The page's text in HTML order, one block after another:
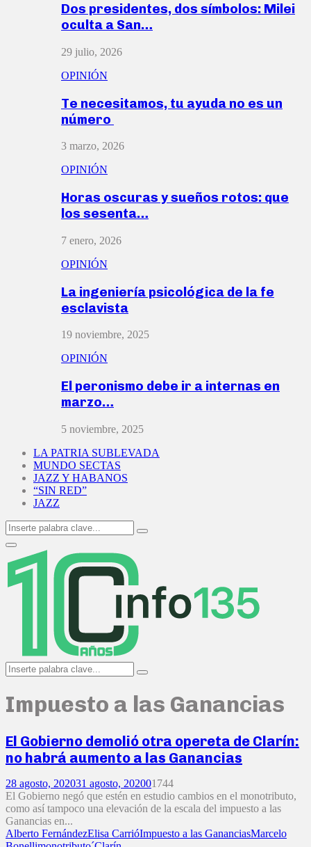
Dos presidentes, dos símbolos: Milei
oculta a San…
29 julio, 2026
OPINIÓN
Te necesitamos, tu ayuda no es un
número
3 marzo, 2026
OPINIÓN
Horas oscuras y sueños rotos: que
los sesenta…
7 enero, 2026
OPINIÓN
La ingeniería psicológica de la fe
esclavista
19 noviembre, 2025
OPINIÓN
El peronismo debe ir a internas en
marzo…
5 noviembre, 2025
LA PATRIA SUBLEVADA
MUNDO SECTAS
JAZZ Y HABANOS
“SIN RED”
JAZZ
Search
for:
Search
Primary
Menu
Search
for:
Search
Impuesto a las Ganancias
El Gobierno demolió otra opereta de Clarín:
no habrá aumento a las Ganancias
28 agosto, 202031 agosto, 202001744
El Gobierno negó que estén en estudio cambios en el monotributo,
como así tampoco una elevación de la escala del impuesto a las
Ganancias en...
Alberto FernándezElisa CarrióImpuesto a las GananciasMarcelo